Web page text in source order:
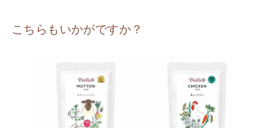
こちらもいかがですか？